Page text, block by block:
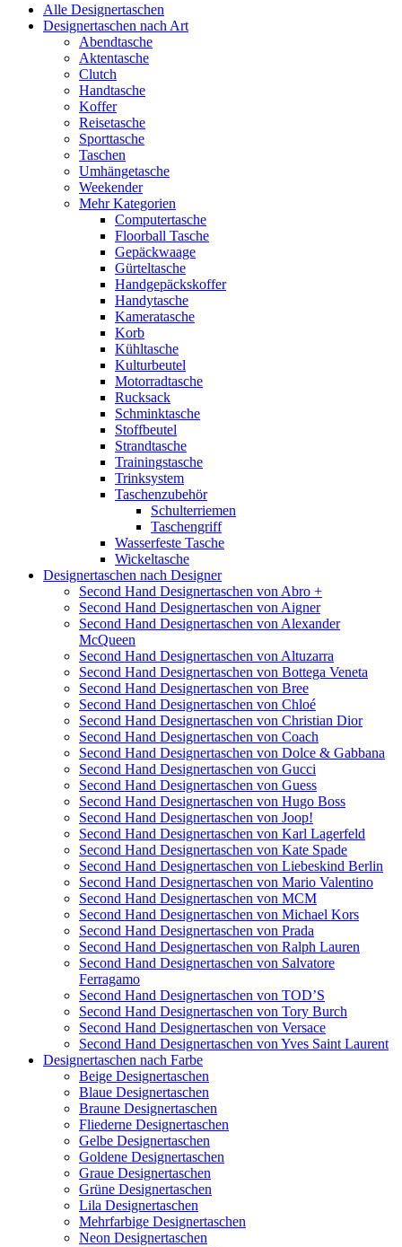
Alle Designertaschen
Designertaschen nach Art
Abendtasche
Aktentasche
Clutch
Handtasche
Koffer
Reisetasche
Sporttasche
Taschen
Umhängetasche
Weekender
Mehr Kategorien
Computertasche
Floorball Tasche
Gepäckwaage
Gürteltasche
Handgepäckskoffer
Handytasche
Kameratasche
Korb
Kühltasche
Kulturbeutel
Motorradtasche
Rucksack
Schminktasche
Stoffbeutel
Strandtasche
Trainingstasche
Trinksystem
Taschenzubehör
Schulterriemen
Taschengriff
Wasserfeste Tasche
Wickeltasche
Designertaschen nach Designer
Second Hand Designertaschen von Abro +
Second Hand Designertaschen von Aigner
Second Hand Designertaschen von Alexander
McQueen
Second Hand Designertaschen von Altuzarra
Second Hand Designertaschen von Bottega Veneta
Second Hand Designertaschen von Bree
Second Hand Designertaschen von Chloé
Second Hand Designertaschen von Christian Dior
Second Hand Designertaschen von Coach
Second Hand Designertaschen von Dolce & Gabbana
Second Hand Designertaschen von Gucci
Second Hand Designertaschen von Guess
Second Hand Designertaschen von Hugo Boss
Second Hand Designertaschen von Joop!
Second Hand Designertaschen von Karl Lagerfeld
Second Hand Designertaschen von Kate Spade
Second Hand Designertaschen von Liebeskind Berlin
Second Hand Designertaschen von Mario Valentino
Second Hand Designertaschen von MCM
Second Hand Designertaschen von Michael Kors
Second Hand Designertaschen von Prada
Second Hand Designertaschen von Ralph Lauren
Second Hand Designertaschen von Salvatore
Ferragamo
Second Hand Designertaschen von TOD’S
Second Hand Designertaschen von Tory Burch
Second Hand Designertaschen von Versace
Second Hand Designertaschen von Yves Saint Laurent
Designertaschen nach Farbe
Beige Designertaschen
Blaue Designertaschen
Braune Designertaschen
Fliederne Designertaschen
Gelbe Designertaschen
Goldene Designertaschen
Graue Designertaschen
Grüne Designertaschen
Lila Designertaschen
Mehrfarbige Designertaschen
Neon Designertaschen